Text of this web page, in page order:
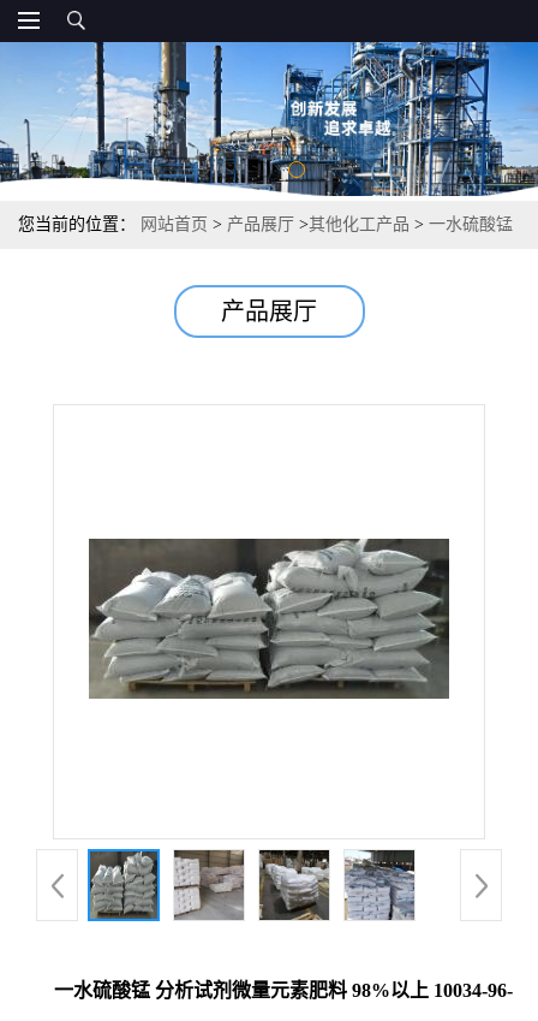
您当前的位置： 网站首页 > 产品展厅 >其他化工产品 > 一水硫酸锰
产品展厅
一水硫酸锰 分析试剂微量元素肥料 98%以上 10034-96-